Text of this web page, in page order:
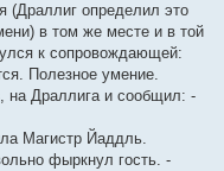
(Драллиг определил это
в том же месте и в той
к сопровождающей:
Полезное умение.
на Драллига и сообщил: -
Магистр Йаддль.
фыркнул гость. -